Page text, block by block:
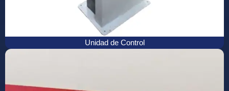
Unidad de Control